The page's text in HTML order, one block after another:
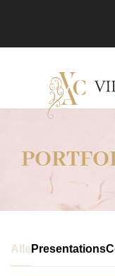
Alle Presentations